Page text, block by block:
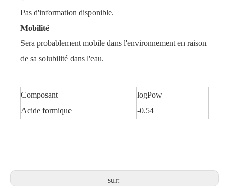
Pas d'information disponible.
Mobilité
Sera probablement mobile dans l'environnement en raison
de sa solubilité dans l'eau.
Composant
logPow
Acide formique
-0.54
sur: